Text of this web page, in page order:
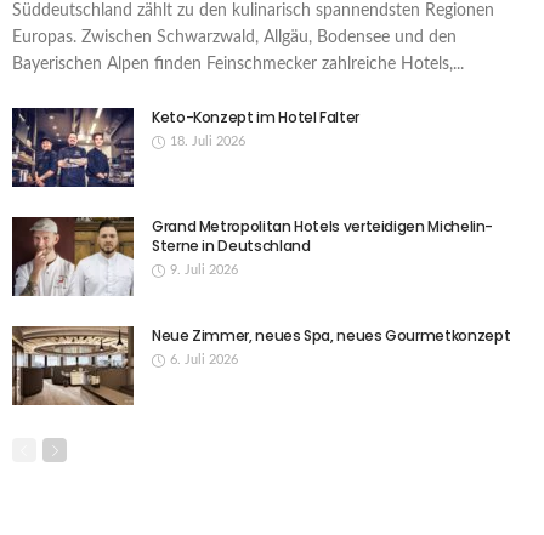
Süddeutschland zählt zu den kulinarisch spannendsten Regionen
Europas. Zwischen Schwarzwald, Allgäu, Bodensee und den
Bayerischen Alpen finden Feinschmecker zahlreiche Hotels,...
Keto-Konzept im Hotel Falter
18. Juli 2026
Grand Metropolitan Hotels verteidigen Michelin-
Sterne in Deutschland
9. Juli 2026
Neue Zimmer, neues Spa, neues Gourmetkonzept
6. Juli 2026